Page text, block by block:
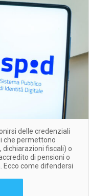
delle credenziali
che permettono
fiscali) o
di pensioni o
Ecco come difendersi